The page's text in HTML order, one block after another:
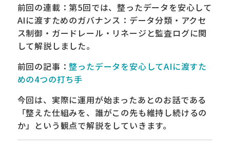
前回の連載：第5回では、整ったデータを安心して
AIに渡すためのガバナンス：データ分類・アクセ
ス制御・ガードレール・リネージと監査ログに関
して解説しました。
前回の記事：整ったデータを安心してAIに渡すた
めの4つの打ち手
今回は、実際に運用が始まったあとのお話である
「整えた仕組みを、誰がこの先も維持し続けるの
か」という観点で解説をしていきます。